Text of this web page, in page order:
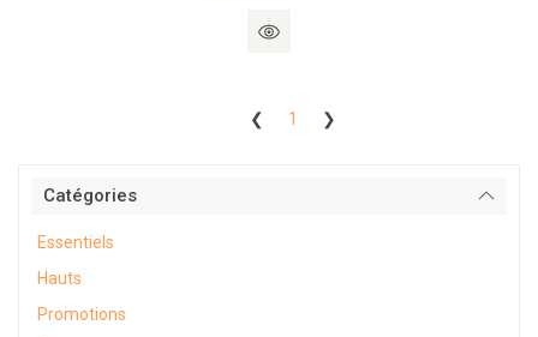
Catégories
Essentiels
Hauts
Promotions
❮ 1 ❯